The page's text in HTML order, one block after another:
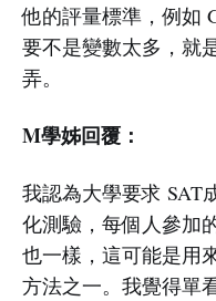
他的評量標準，例如
要不是變數太多，就
弄。
M學姊回覆：
我認為大學要求 SAT
化測驗，每個人參加
也一樣，這可能是用
方法之一。我覺得單